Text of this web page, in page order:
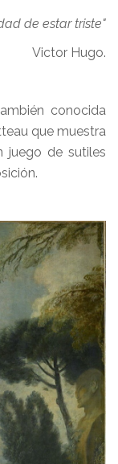
de estar triste"
Victor Hugo.
conocida
que muestra
juego de sutiles